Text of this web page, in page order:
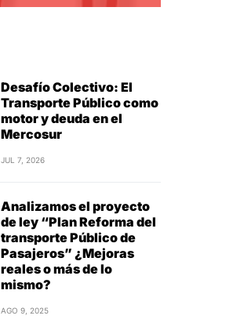
– Ing, Andrés Mallada
ABR 5, 2024
8º Foro Mundial de
JUL 31, 2023
El problema de la